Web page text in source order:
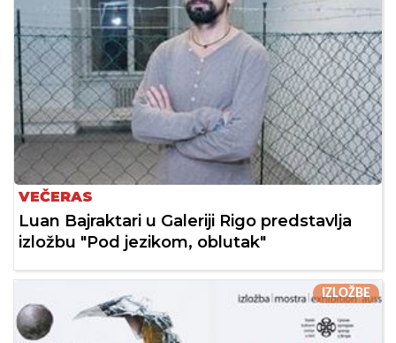
VEČERAS
Luan Bajraktari u Galeriji Rigo predstavlja
izložbu "Pod jezikom, oblutak"
IZLOŽBE